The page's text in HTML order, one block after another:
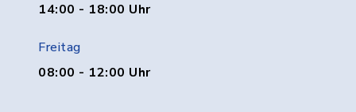
14:00 - 18:00 Uhr
Freitag
08:00 - 12:00 Uhr